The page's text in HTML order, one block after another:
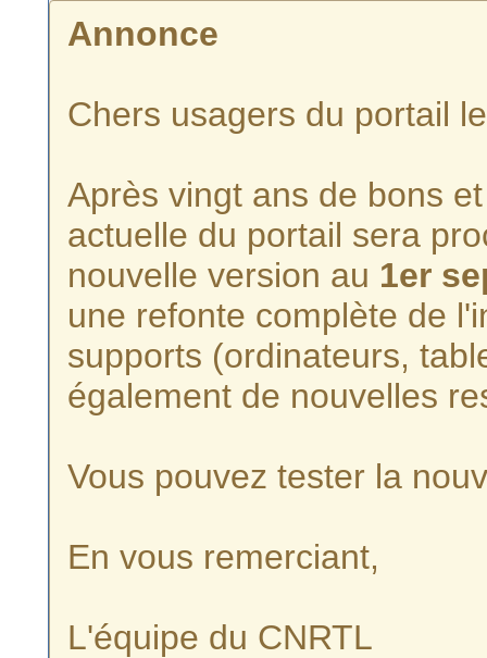
Annonce
Chers usagers du portail
Après vingt ans de bons
actuelle du portail sera
nouvelle version au 1er
une refonte complète de
supports (ordinateurs,
également de nouvelles
Vous pouvez tester la
En vous remerciant,
L'équipe du CNRTL